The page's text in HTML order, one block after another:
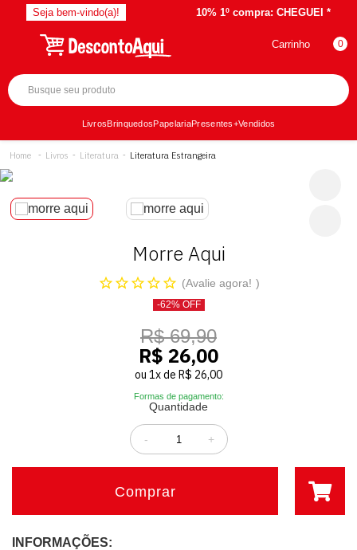
Seja bem-vindo(a)! 10% 1º compra: CHEGUEI *
Carrinho 0
LivrosBrinquedosPapelariaPresentes+Vendidos
Livros Literatura Literatura Estrangeira
Morre Aqui
Avalie agora!
-62% OFF
R$ 69,90
R$ 26,00
ou 1xde R$ 26,00
Formas de pagamento:
Quantidade
+
-
Comprar
INFORMAÇÕES: